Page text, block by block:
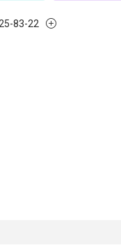
83-22